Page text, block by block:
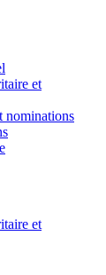
et
nominations
et